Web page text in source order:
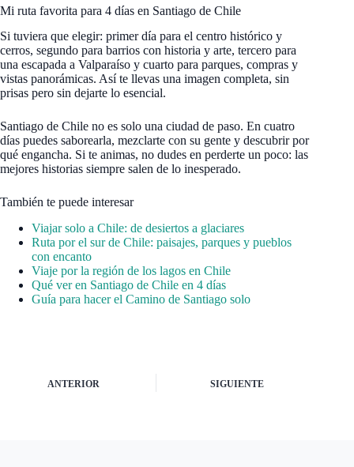
Mi ruta favorita para 4 días en Santiago de Chile
Si tuviera que elegir: primer día para el centro histórico y
cerros, segundo para barrios con historia y arte, tercero para
una escapada a Valparaíso y cuarto para parques, compras y
vistas panorámicas. Así te llevas una imagen completa, sin
prisas pero sin dejarte lo esencial.
Santiago de Chile no es solo una ciudad de paso. En cuatro
días puedes saborearla, mezclarte con su gente y descubrir por
qué engancha. Si te animas, no dudes en perderte un poco: las
mejores historias siempre salen de lo inesperado.
También te puede interesar
Viajar solo a Chile: de desiertos a glaciares
Ruta por el sur de Chile: paisajes, parques y pueblos
con encanto
Viaje por la región de los lagos en Chile
Qué ver en Santiago de Chile en 4 días
Guía para hacer el Camino de Santiago solo
ANTERIOR SIGUIENTE